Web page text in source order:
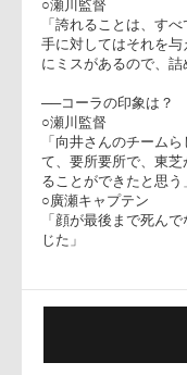
かし続けることがで
──バックスライン
係あるのか？
○瀬川監督
「コーラのディフ
った。バックスは
含めていい競争を
──今日は、宇薄の
○瀬川監督
「ゲームごとに余
──シーズン前半を
「誇れることは、